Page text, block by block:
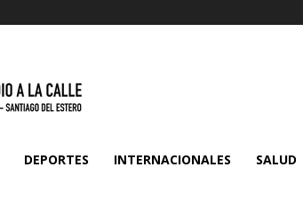
DEPORTES INTERNACIONALES SALUD